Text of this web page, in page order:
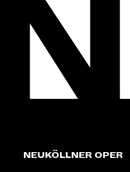
NEUKÖLLNER OPER